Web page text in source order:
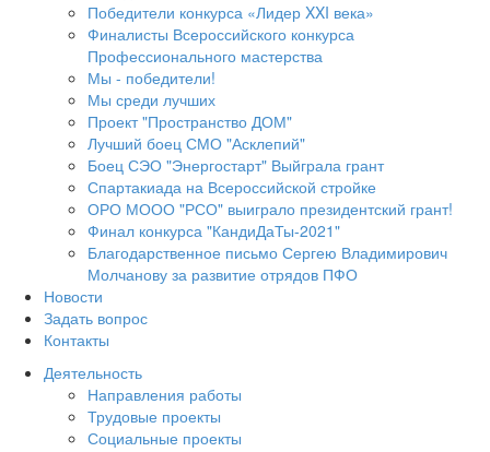
Победители конкурса «Лидер XXI века»
Финалисты Всероссийского конкурса
Профессионального мастерства
Мы - победители!
Мы среди лучших
Проект "Пространство ДОМ"
Лучший боец СМО "Асклепий"
Боец СЭО "Энергостарт" Выйграла грант
Спартакиада на Всероссийской стройке
ОРО МООО "РСО" выиграло президентский грант!
Финал конкурса "КандиДаТы-2021"
Благодарственное письмо Сергею Владимирович
Молчанову за развитие отрядов ПФО
Новости
Задать вопрос
Контакты
Деятельность
Направления работы
Трудовые проекты
Социальные проекты